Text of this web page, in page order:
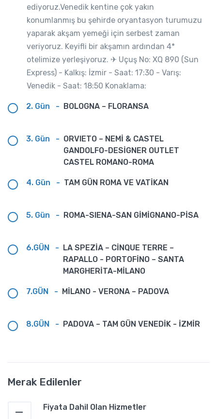
ediyoruz.Venedik kentine çok yakın
konumlanmış bu şehirde oryantasyon turumuzu
yaparak akşam yemeği için serbest zaman
veriyoruz. Keyifli bir akşamın ardından 4*
otelimize yerleşiyoruz. ✈︎ Uçuş No: XQ 890 (Sun
Express) - Kalkış: İzmir - Saat: 17:30 - Varış:
Venedik - Saat: 18:50 Konaklama:
2. Gün - BOLOGNA – FLORANSA
3. Gün - ORVIETO – NEMİ & CASTEL
GANDOLFO-DESİGNER OUTLET
CASTEL ROMANO-ROMA
4. Gün - TAM GÜN ROMA VE VATİKAN
5. Gün - ROMA-SIENA-SAN GİMİGNANO-PİSA
6.GÜN - LA SPEZİA – CİNQUE TERRE –
RAPALLO - PORTOFİNO – SANTA
MARGHERİTA-MİLANO
7.GÜN - MİLANO - VERONA – PADOVA
8.GÜN - PADOVA – TAM GÜN VENEDİK - İZMİR
Merak Edilenler
Fiyata Dahil Olan Hizmetler